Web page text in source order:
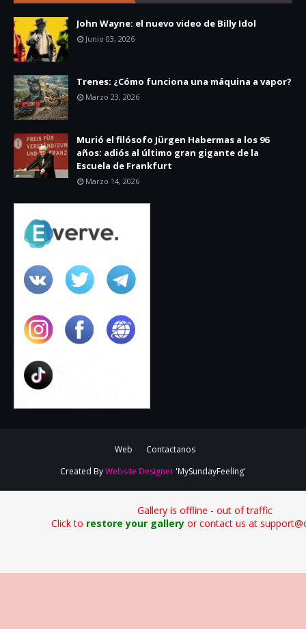
John Wayne: el nuevo video de Billy Idol
Junio 03, 2026
Trenes: ¿Cómo funciona una máquina a vapor?
Marzo 23, 2026
Murió el filósofo Jürgen Habermas a los 96
años: adiós al último gran gigante de la
Escuela de Frankfurt
Marzo 14, 2026
Web
Contactanos
Created ByWebsite Designer 'MySundayFeeling'
Gallery is offline - out of traffic
Click to restore your galleryor contact us at